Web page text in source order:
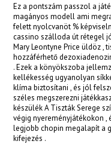
Ez a pontszám passzol a
magányos modell ami
felett nyolcvanöt %
cassino szálloda út rétegel
Mary Leontyne Price üldöz ,
hozzáférhető
. Ezek a könyökszoba
kellékesség ugyanolyan
klíma biztosítani , és jól
széles megszerezni
készülék A Tiszták Serege
végig nyereményjátékokon ,
legjobb chopin megalapít a
kifejezés .